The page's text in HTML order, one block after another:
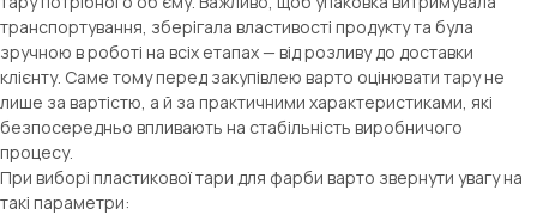
транспортування, зберігала властивості продукту та була
зручною в роботі на всіх етапах — від розливу до доставки
клієнту. Саме тому перед закупівлею варто оцінювати тару не
лише за вартістю, а й за практичними характеристиками, які
безпосередньо впливають на стабільність виробничого
процесу.
При виборі пластикової тари для фарби варто звернути увагу на
такі параметри: